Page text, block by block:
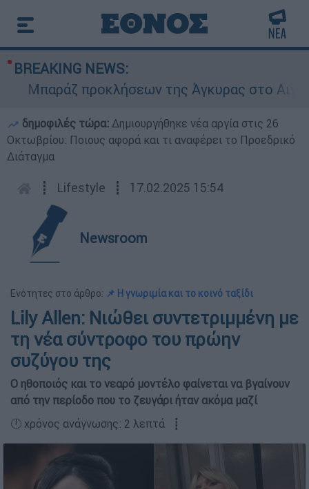
BREAKING NEWS:
Μπαράζ προκλήσεων της Άγκυρας στο Αιγαίο:
δημοφιλές τώρα: Δημιουργήθηκε νέα αργία στις 26
Οκτωβρίου: Ποιους αφορά και τι αναφέρει το Προεδρικό
Διάταγμα
┋ Lifestyle ┋ 17.02.2025 15:54
Newsroom
Ενότητες στο άρθρο: 📌 Η γνωριμία και το κοινό ταξίδι
Lily Allen: Νιώθει συντετριμμένη με
τη νέα σύντροφο του πρώην
συζύγου της
Ο ηθοποιός και το νεαρό μοντέλο φαίνεται να βγαίνουν
από την περίοδο που το ζευγάρι ήταν ακόμα μαζί
🕛 χρόνος ανάγνωσης: 2 λεπτά ┋